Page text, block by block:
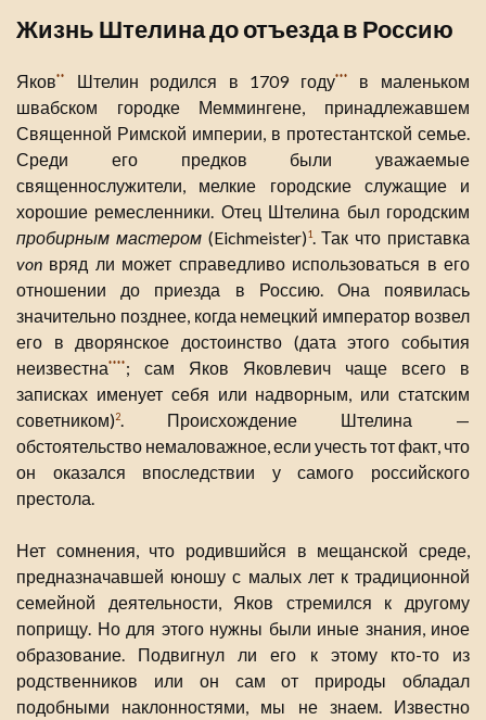
Жизнь Штелина до отъезда в Россию
Яков** Штелин родился в 1709 году***
в маленьком
швабском городке Меммингене, принадлежавшем
Священной Римской империи, в протестантской семье.
Среди его предков были уважаемые
священнослужители, мелкие городские служащие и
хорошие ремесленники. Отец Штелина был городским
пробирным мастером(Eichmeister)1. Так что приставка
von вряд ли может справедливо использоваться в его
отношении до приезда в Россию. Она появилась
значительно позднее, когда немецкий император возвел
его в дворянское достоинство (дата этого события
неизвестна****; сам Яков Яковлевич чаще всего в
записках именует себя или надворным, или статским
советником)2
. Происхождение Штелина —
обстоятельство немаловажное, если учесть тот факт, что
он оказался впоследствии у самого российского
престола.
Нет сомнения, что родившийся в мещанской среде,
предназначавшей юношу с малых лет к традиционной
семейной деятельности, Яков стремился к другому
поприщу. Но для этого нужны были иные знания, иное
образование. Подвигнул ли его к этому кто-то из
родственников или он сам от природы обладал
подобными наклонностями, мы не знаем. Известно